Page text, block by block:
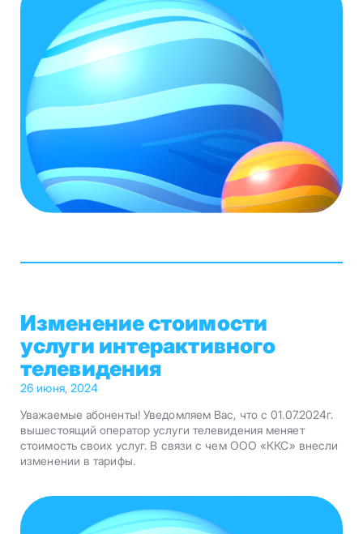
Изменение стоимости
услуги интерактивного
телевидения
26 июня, 2024
Уважаемые абоненты! Уведомляем Вас, что с 01.07.2024г.
вышестоящий оператор услуги телевидения меняет
стоимость своих услуг. В связи с чем ООО «ККС» внесли
изменении в тарифы.